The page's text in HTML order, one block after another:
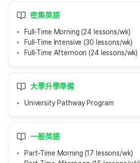
密集英語
Full-Time Morning (24 lessons/wk)
Full-Time Intensive (30 lessons/wk)
Full-Time Afternoon (24 lessons/wk)
大學升學準備
University Pathway Program
一般英語
Part-Time Morning (17 lessons/wk)